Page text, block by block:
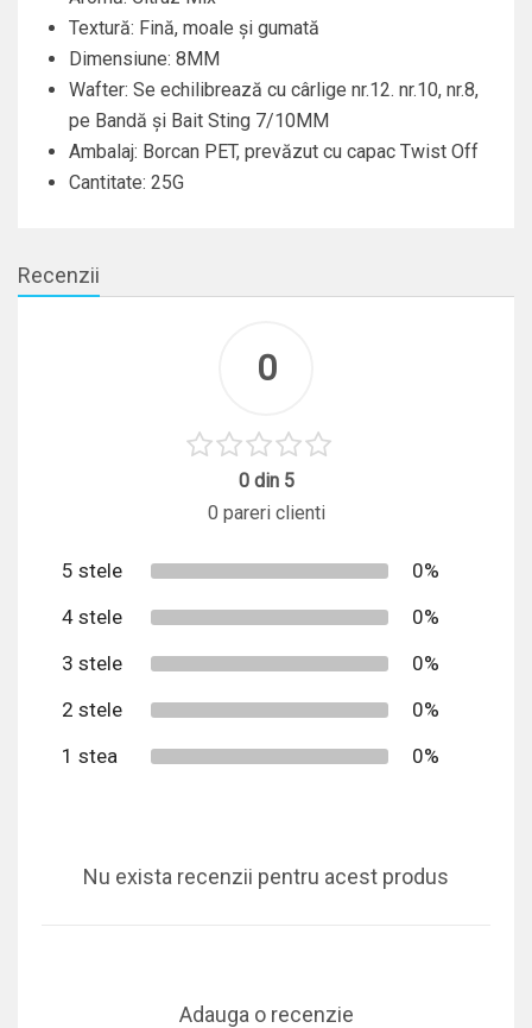
Textură: Fină, moale și gumată
Dimensiune: 8MM
Wafter: Se echilibrează cu cârlige nr.12. nr.10, nr.8,
pe Bandă și Bait Sting 7/10MM
Ambalaj: Borcan PET, prevăzut cu capac Twist Off
Cantitate: 25G
Recenzii
0
0 din 5
0 pareri clienti
5 stele
0%
4 stele
0%
3 stele
0%
2 stele
0%
1 stea
0%
Nu exista recenzii pentru acest produs
Adauga o recenzie